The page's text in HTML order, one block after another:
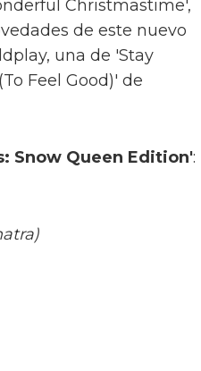
Christmastime',
de este nuevo
una de 'Stay
Feel Good)' de
Snow Queen Edition':